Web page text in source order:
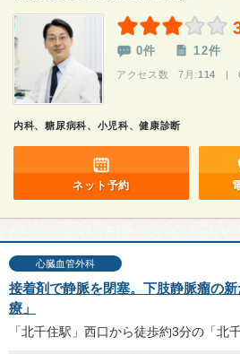
0件 12件
アクセス数 7月: 114 | 6
内科、糖尿病科、小児科、健康診断
ネット予約
心臓血管外科
接着剤で静脈を閉塞。下肢静脈瘤の
療」